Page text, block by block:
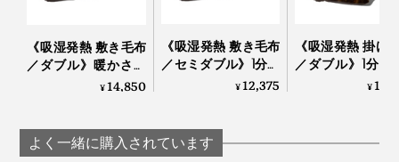
《吸湿発熱 敷き毛布
／ダブル》暖かさは
もう当たり前、軽さ
NIDO notteⅢ
¥14,850
《吸湿発熱 敷き毛布
／セミダブル》1分で
5℃アップ！ 軽さと
NIDO notteⅢ
¥12,375
《吸湿発熱 掛け
／ダブル》1分
アップ！ 軽さと
¥
よく一緒に購入されています